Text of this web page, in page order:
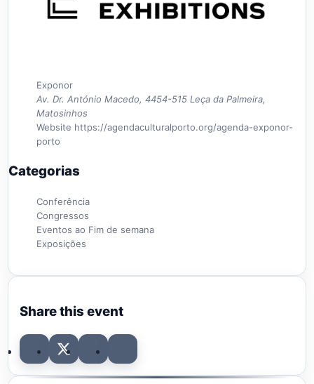
Exponor
Av. Dr. António Macedo, 4454-515 Leça da Palmeira,
Matosinhos
Website https://agendaculturalporto.org/agenda-exponor-
porto
Categorias
Conferência
Congressos
Eventos ao Fim de semana
Exposições
Share this event